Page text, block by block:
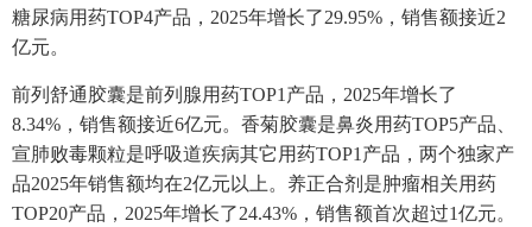
糖尿病用药TOP4产品，2025年增长了29.95%，销售额接近2
亿元。
前列舒通胶囊是前列腺用药TOP1产品，2025年增长了
8.34%，销售额接近6亿元。香菊胶囊是鼻炎用药TOP5产品、
宣肺败毒颗粒是呼吸道疾病其它用药TOP1产品，两个独家产
品2025年销售额均在2亿元以上。养正合剂是肿瘤相关用药
TOP20产品，2025年增长了24.43%，销售额首次超过1亿元。